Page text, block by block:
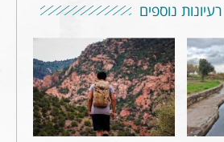
רעיונות נוספים